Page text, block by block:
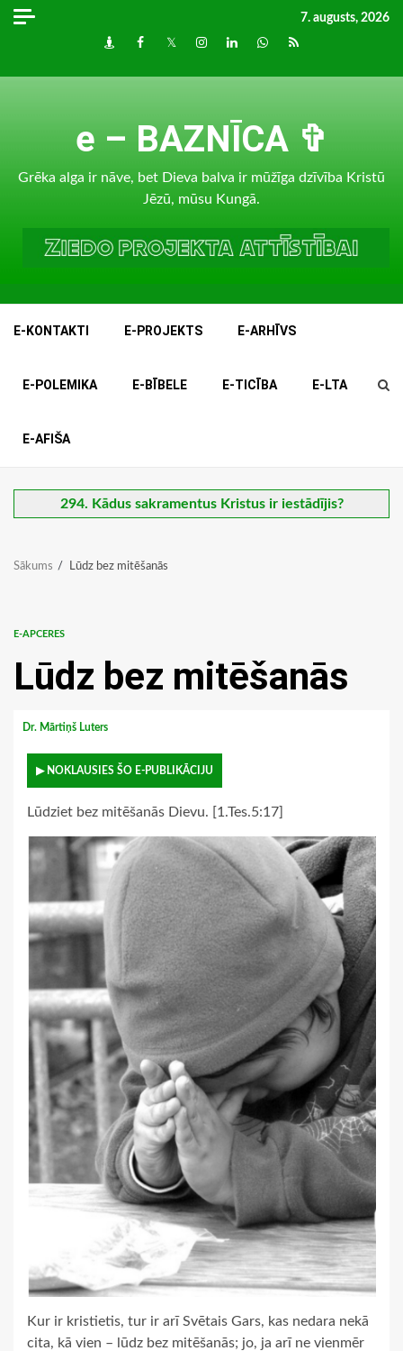
Skip
7. augusts, 2026
DraugiemFacebook
TwitterInstagram
LinkedInwhatsapp
RSS
e – BAZNĪCA ✞
Grēka alga ir nāve, bet Dieva balva ir mūžīga dzīvība Kristū
Jēzū, mūsu Kungā.
E-KONTAKTI E-PROJEKTS E-ARHĪVS
E-POLEMIKA E-BĪBELE E-TICĪBA E-LTA
E-AFIŠA
294. Kādus sakramentus Kristus ir iestādījis?
Sākums Lūdz bez mitēšanās
E-APCERES
Lūdz bez mitēšanās
Dr. Mārtiņš Luters
▶ NOKLAUSIES ŠO E-PUBLIKĀCIJU
Lūdziet bez mitēšanās Dievu. [1.Tes.5:17]
Kur ir kristietis, tur ir arī Svētais Gars, kas nedara nekā
cita, kā vien – lūdz bez mitēšanās; jo, ja arī ne vienmēr